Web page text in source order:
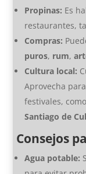
Propinas: Es
restaurantes,
Compras:
puros, rum,
Cultura local:
Aprovecha
festivales,
Santiago de
Consejos
Agua potable: